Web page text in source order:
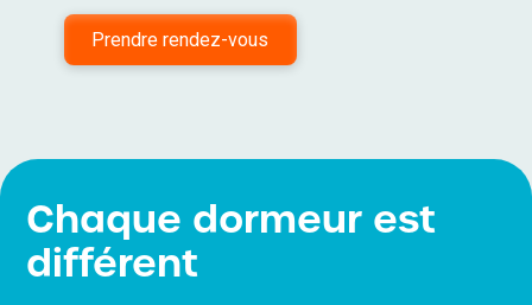
Prendre rendez-vous
Chaque dormeur est
différent